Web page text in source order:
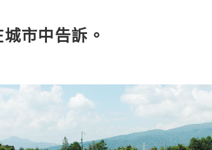
市中告訴。